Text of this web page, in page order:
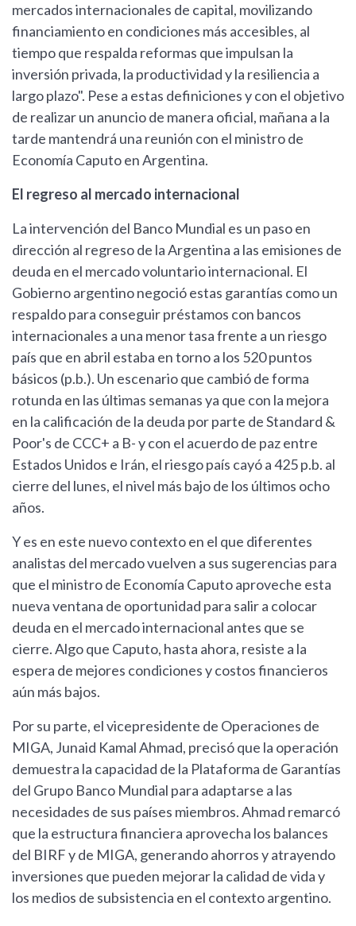
mercados internacionales de capital, movilizando
financiamiento en condiciones más accesibles, al
tiempo que respalda reformas que impulsan la
inversión privada, la productividad y la resiliencia a
largo plazo". Pese a estas definiciones y con el objetivo
de realizar un anuncio de manera oficial, mañana a la
tarde mantendrá una reunión con el ministro de
Economía Caputo en Argentina.
El regreso al mercado internacional
La intervención del Banco Mundial es un paso en
dirección al regreso de la Argentina a las emisiones de
deuda en el mercado voluntario internacional. El
Gobierno argentino negoció estas garantías como un
respaldo para conseguir préstamos con bancos
internacionales a una menor tasa frente a un riesgo
país que en abril estaba en torno a los 520 puntos
básicos (p.b.). Un escenario que cambió de forma
rotunda en las últimas semanas ya que con la mejora
en la calificación de la deuda por parte de Standard &
Poor's de CCC+ a B- y con el acuerdo de paz entre
Estados Unidos e Irán, el riesgo país cayó a 425 p.b. al
cierre del lunes, el nivel más bajo de los últimos ocho
años.
Y es en este nuevo contexto en el que diferentes
analistas del mercado vuelven a sus sugerencias para
que el ministro de Economía Caputo aproveche esta
nueva ventana de oportunidad para salir a colocar
deuda en el mercado internacional antes que se
cierre. Algo que Caputo, hasta ahora, resiste a la
espera de mejores condiciones y costos financieros
aún más bajos.
Por su parte, el vicepresidente de Operaciones de
MIGA, Junaid Kamal Ahmad, precisó que la operación
demuestra la capacidad de la Plataforma de Garantías
del Grupo Banco Mundial para adaptarse a las
necesidades de sus países miembros. Ahmad remarcó
que la estructura financiera aprovecha los balances
del BIRF y de MIGA, generando ahorros y atrayendo
inversiones que pueden mejorar la calidad de vida y
los medios de subsistencia en el contexto argentino.